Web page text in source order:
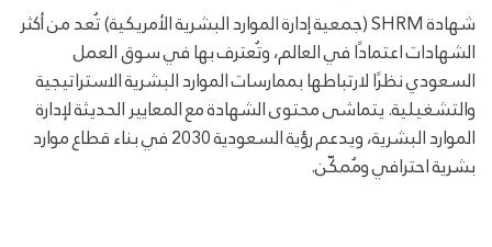
شهادة SHRM (جمعية إدارة الموارد البشرية الأمريكية) تُعد من أكثر
الشهادات اعتمادًا في العالم، وتُعترف بها في سوق العمل
السعودي نظرًا لارتباطها بممارسات الموارد البشرية الاستراتيجية
والتشغيلية. يتماشى محتوى الشهادة مع المعايير الحديثة لإدارة
الموارد البشرية، ويدعم رؤية السعودية 2030 في بناء قطاع موارد
بشرية احترافي ومُمكّن.